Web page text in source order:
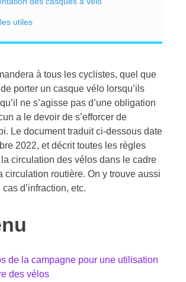
utiles
à tous les cyclistes, quel que
porter un casque vélo lorsqu’ils
ne s’agisse pas d’une obligation
a le devoir de s’efforcer de
Le document traduit ci-dessous date
2022, et décrit toutes les règles
circulation des vélos dans le cadre
circulation routière. On y trouve aussi
d’infraction, etc.
de la campagne pour une utilisation
des vélos